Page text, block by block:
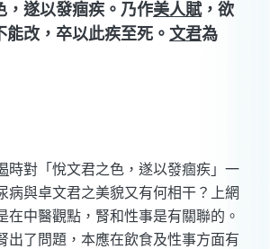
，遂以發痼疾。乃作美人賦，欲
改，卒以此疾至死。 文君為
時對「悅文君之色，遂以發痼疾」一
病與卓文君之美貌又有何相干？上網
在中醫觀點，腎和性事是有關聯的。
出了問題，本應在飲食及性事方面有